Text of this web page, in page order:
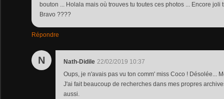
bouton ... Holala mais où trouves tu toutes ces photos ... Encore joli
Bravo ????
Répondre
N Nath-Didile 22/02/2019 10:37
Oups, je n'avais pas vu ton comm' miss Coco ! Désolée...
J'ai fait beaucoup de recherches dans mes propres
aussi.